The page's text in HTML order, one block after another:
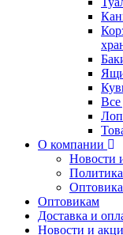
Все
О компании
Новости
Оптовикам
Доставка и
Новости и